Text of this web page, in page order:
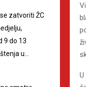
zatvoriti ŽC
9 do 13
u…